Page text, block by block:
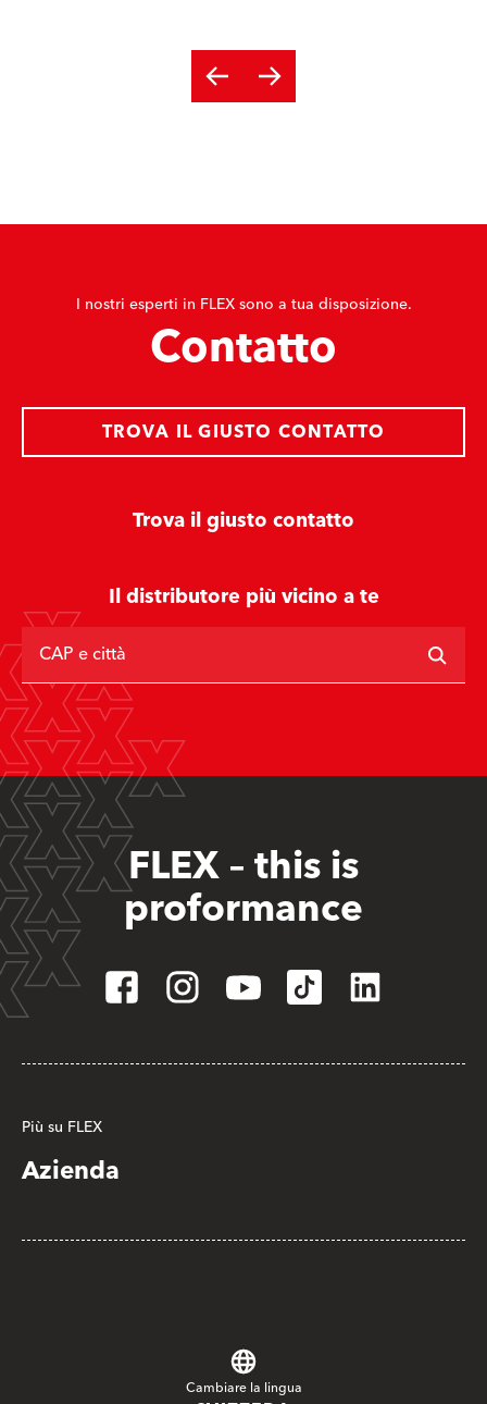
I nostri esperti in FLEX sono a tua disposizione.
Contatto
Trova il giusto contatto
TROVA IL GIUSTO CONTATTO
Il distributore più vicino a te
CAP e città
FLEX – this is
proformance
Più su FLEX
Azienda
Cambiare la lingua